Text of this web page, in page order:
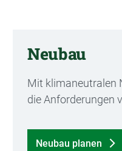
Neubau
Mit klimaneutralen
die Anforderungen
Neubau planen